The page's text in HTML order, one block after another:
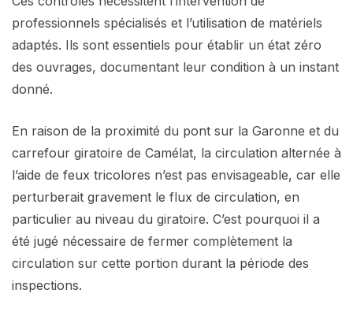
professionnels spécialisés et l’utilisation de matériels
adaptés. Ils sont essentiels pour établir un état zéro
des ouvrages, documentant leur condition à un instant
donné.
En raison de la proximité du pont sur la Garonne et du
carrefour giratoire de Camélat, la circulation alternée à
l’aide de feux tricolores n’est pas envisageable, car elle
perturberait gravement le flux de circulation, en
particulier au niveau du giratoire. C’est pourquoi il a
été jugé nécessaire de fermer complètement la
circulation sur cette portion durant la période des
inspections.